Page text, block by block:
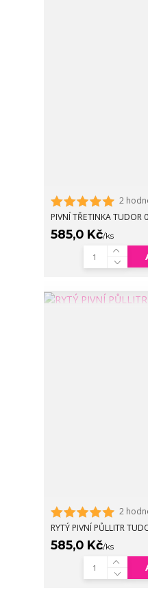
2
PIVNÍ TŘETINKA TUDOR
585,0 Kč/ks
2
RYTÝ PIVNÍ PŮLLITR
585,0 Kč/ks